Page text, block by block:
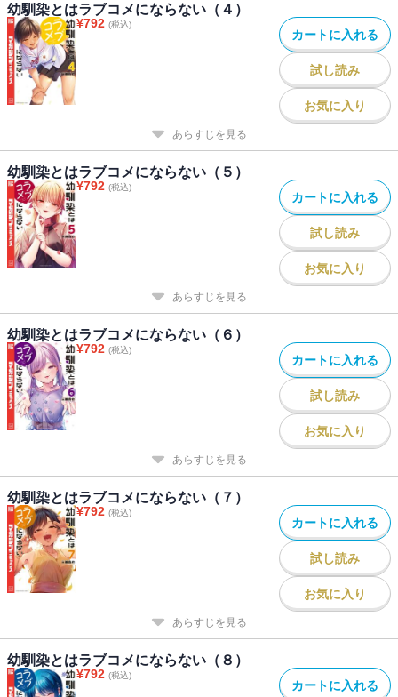
幼馴染とはラブコメにならない（４）
¥792 (税込)
カートに入れる
試し読み
お気に入り
あらすじを見る
幼馴染とはラブコメにならない（５）
¥792 (税込)
カートに入れる
試し読み
お気に入り
あらすじを見る
幼馴染とはラブコメにならない（６）
¥792 (税込)
カートに入れる
試し読み
お気に入り
あらすじを見る
幼馴染とはラブコメにならない（７）
¥792 (税込)
カートに入れる
試し読み
お気に入り
あらすじを見る
幼馴染とはラブコメにならない（８）
¥792 (税込)
カートに入れる